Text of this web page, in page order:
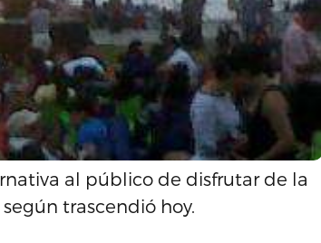
al público de disfrutar de la
trascendió hoy.